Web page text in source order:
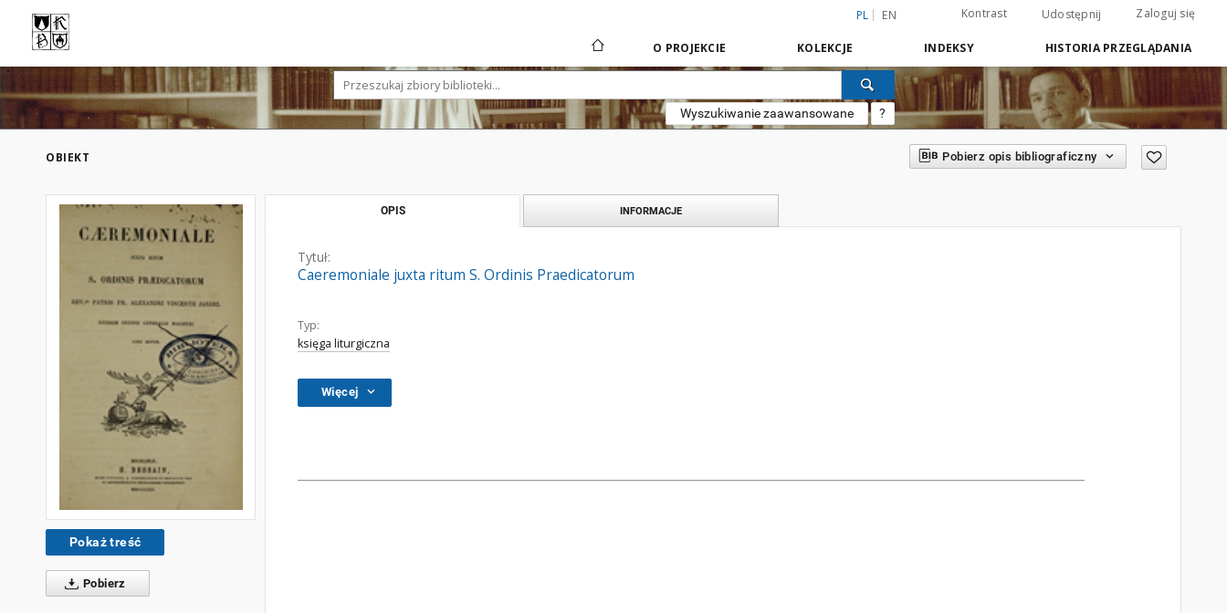
PL EN Kontrast Udostępnij Zaloguj się
O PROJEKCIE KOLEKCJE INDEKSY HISTORIA PRZEGLĄDANIA
Wyszukiwanie zaawansowane ?
OBIEKT Pobierz opis bibliograficzny
Pokaż treść
Pobierz
OPIS INFORMACJE
Tytuł:
Caeremoniale juxta ritum S. Ordinis Praedicatorum
Typ:
księga liturgiczna
Więcej